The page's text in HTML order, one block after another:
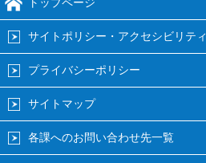
サイトポリシー・アクセシビリティ
プライバシーポリシー
サイトマップ
各課へのお問い合わせ先一覧